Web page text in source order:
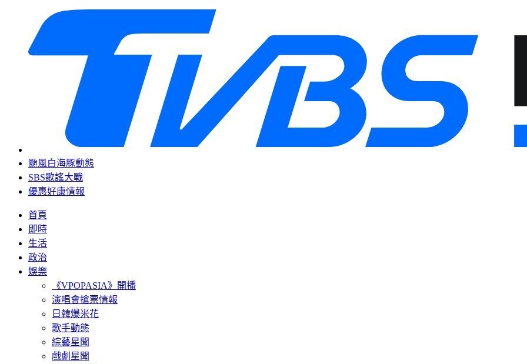
颱風白海豚動態
SBS歌謠大戰
優惠好康情報
首頁
即時
生活
政治
娛樂
《VPOPASIA》開播
演唱會搶票情報
日韓爆米花
歌手動態
綜藝星聞
戲劇星聞